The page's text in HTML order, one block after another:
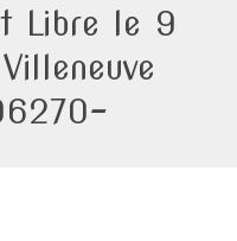
Libre le 9